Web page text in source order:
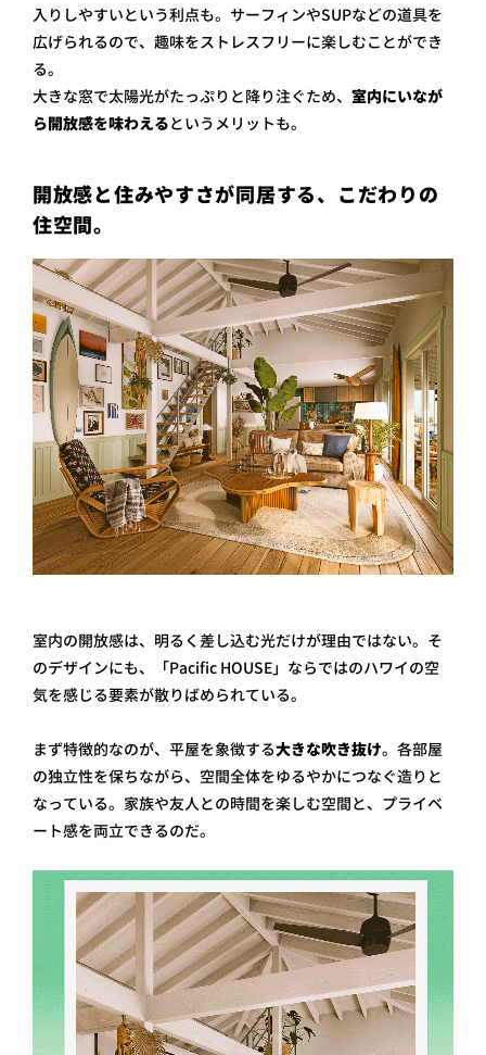
入りしやすいという利点も。サーフィンやSUPなどの道具を
広げられるので、趣味をストレスフリーに楽しむことができ
る。
大きな窓で太陽光がたっぷりと降り注ぐため、 室内にいなが
ら開放感を味わえるというメリットも。
開放感と住みやすさが同居する、こだわりの
住空間。
室内の開放感は、明るく差し込む光だけが理由ではない。そ
のデザインにも、「Pacific HOUSE」ならではのハワイの空
気を感じる要素が散りばめられている。
まず特徴的なのが、平屋を象徴する大きな吹き抜け。各部屋
の独立性を保ちながら、空間全体をゆるやかにつなぐ造りと
なっている。家族や友人との時間を楽しむ空間と、プライベ
ート感を両立できるのだ。